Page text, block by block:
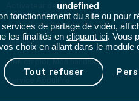
undefined
du site ou pour
de partage de vidéo,
les finalités en cliquant ici. Vous
choix en allant dans le module
Tout refuser
Activateur de progrès
Innovation et recherche
Handinnov
Mon emploi, Mon handicap
Service AppuiPro